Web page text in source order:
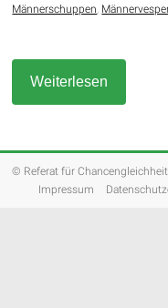
Stadt
Männerschuppen,
Weiterlesen
© Referat für
Impressum